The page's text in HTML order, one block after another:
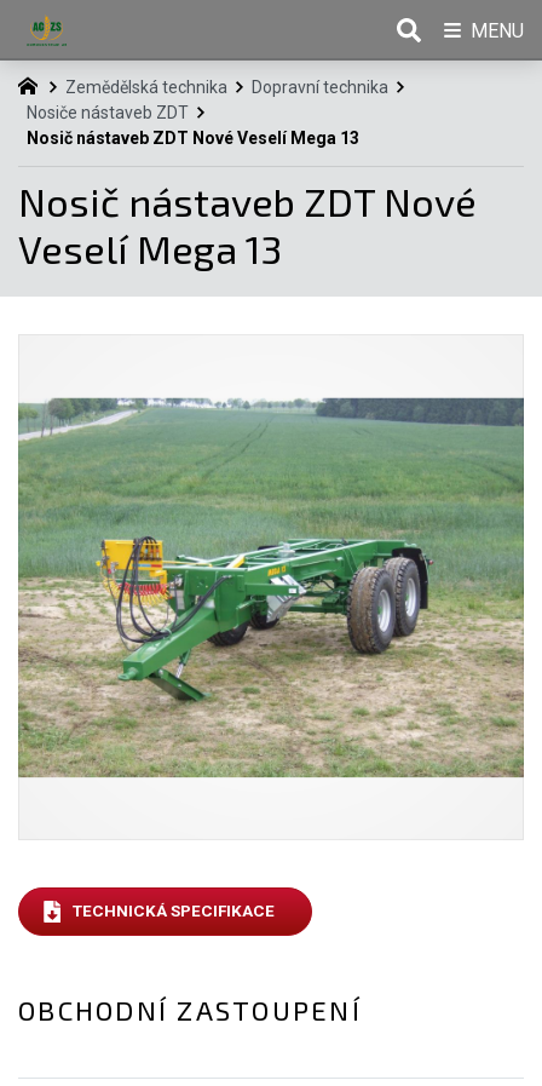
Zemědělská technika
Dopravní technika
Nosiče nástaveb ZDT
Nosič nástaveb ZDT Nové Veselí Mega 13
Nosič nástaveb ZDT Nové
Veselí Mega 13
TECHNICKÁ SPECIFIKACE
OBCHODNÍ ZASTOUPENÍ
MENU